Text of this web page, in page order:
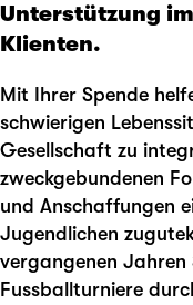
Unterstützung
Klienten.
Mit Ihrer Spende
schwierigen
Gesellschaft zu
zweckgebundenen
und Anschaffungen
Jugendlichen
vergangenen Jahren
Fussballturniere